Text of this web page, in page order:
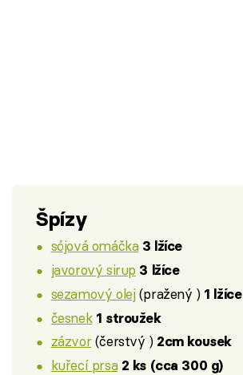
Špízy
sójová omáčka 3 lžíce
javorový sirup 3 lžíce
sezamový olej(pražený ) 1 lžíce
česnek 1 stroužek
zázvor(čerstvý ) 2cm kousek
kuřecí prsa 2 ks (cca 300 g)